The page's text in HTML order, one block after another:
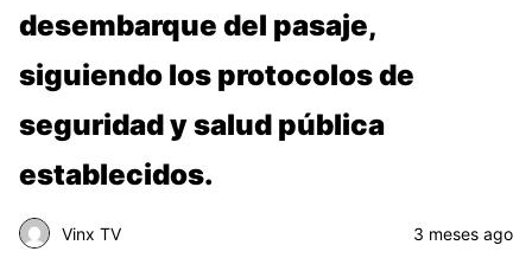
desembarque del pasaje,
siguiendo los protocolos de
seguridad y salud pública
establecidos.
Vinx TV 3 meses ago